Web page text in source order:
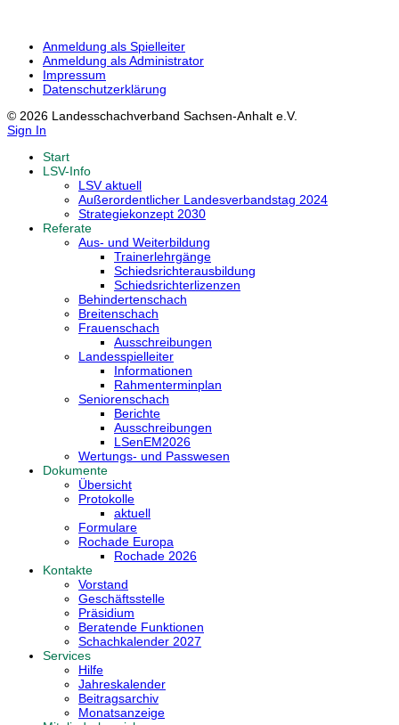
Anmeldung als Spielleiter
Anmeldung als Administrator
Impressum
Datenschutzerklärung
© 2026 Landesschachverband Sachsen-Anhalt e.V.
Sign In
Start
LSV-Info
LSV aktuell
Außerordentlicher Landesverbandstag 2024
Strategiekonzept 2030
Referate
Aus- und Weiterbildung
Trainerlehrgänge
Schiedsrichterausbildung
Schiedsrichterlizenzen
Behindertenschach
Breitenschach
Frauenschach
Ausschreibungen
Landesspielleiter
Informationen
Rahmenterminplan
Seniorenschach
Berichte
Ausschreibungen
LSenEM2026
Wertungs- und Passwesen
Dokumente
Übersicht
Protokolle
aktuell
Formulare
Rochade Europa
Rochade 2026
Kontakte
Vorstand
Geschäftsstelle
Präsidium
Beratende Funktionen
Schachkalender 2027
Services
Hilfe
Jahreskalender
Beitragsarchiv
Monatsanzeige